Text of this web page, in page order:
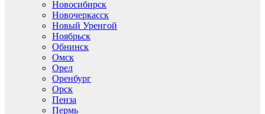
Новосибирск
Новочеркасск
Новый Уренгой
Ноябрьск
Обнинск
Омск
Орел
Оренбург
Орск
Пенза
Пермь